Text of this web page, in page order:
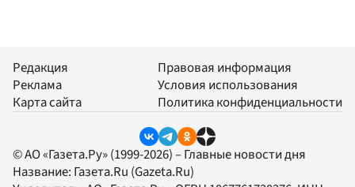
Редакция
Реклама
Карта сайта
Правовая информация
Условия использования
Политика конфиденциальности
© АО «Газета.Ру» (1999-2026) – Главные новости дня
Название: Газета.Ru (Gazeta.Ru)